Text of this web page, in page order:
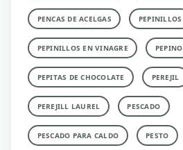
PENCAS DE ACELGAS PEPINILLOS
PEPINILLOS EN VINAGRE PEPINO
PEPITAS DE CHOCOLATE PEREJIL
PEREJILL LAUREL PESCADO
PESCADO PARA CALDO PESTO